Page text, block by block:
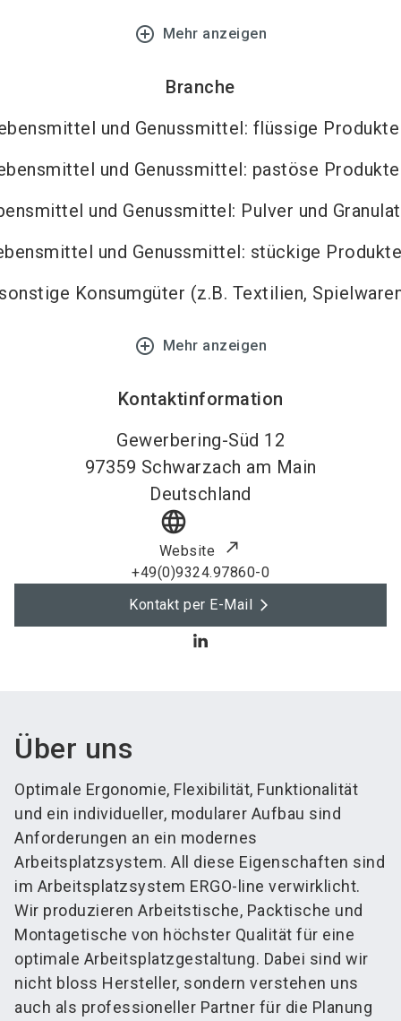
add_circle_outline Mehr anzeigen
Branche
und Genussmittel: flüssige Produkte
und Genussmittel: pastöse Produkte
und Genussmittel: Pulver und
und Genussmittel: stückige Produkte
Konsumgüter (z.B. Textilien,
add_circle_outline Mehr anzeigen
Kontaktinformation
Gewerbering-Süd 12
97359 Schwarzach am Main
Deutschland
language
Website
+49(0)9324.97860-0
Kontakt per E-Mail
Über uns
Optimale Ergonomie, Flexibilität, Funktionalität
und ein individueller, modularer Aufbau sind
Anforderungen an ein modernes
Arbeitsplatzsystem. All diese Eigenschaften sind
im Arbeitsplatzsystem ERGO-line verwirklicht.
Wir produzieren Arbeitstische, Packtische und
Montagetische von höchster Qualität für eine
optimale Arbeitsplatzgestaltung. Dabei sind wir
nicht bloss Hersteller, sondern verstehen uns
auch als professioneller Partner für die Planung